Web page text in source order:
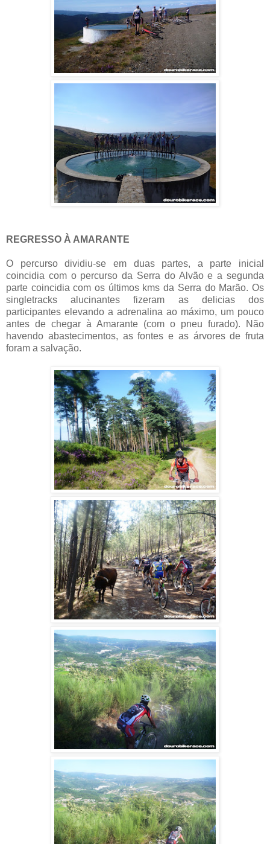
REGRESSO À AMARANTE
O percurso dividiu-se em duas partes, a parte inicial
coincidia com o percurso da Serra do Alvão e a segunda
parte coincidia com os últimos kms da Serra do Marão. Os
singletracks alucinantes fizeram as delicias dos
participantes elevando a adrenalina ao máximo, um pouco
antes de chegar à Amarante (com o pneu furado). Não
havendo abastecimentos, as fontes e as árvores de fruta
foram a salvação.